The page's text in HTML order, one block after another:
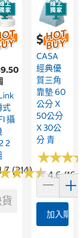
(214)
式
攝
2
★★★
★★★4.6 (164)
$639
CASA
經典優
質三角
靠墊 60
公分 X
50公分
X 30公
分 青
★★★
★★★
加入購物